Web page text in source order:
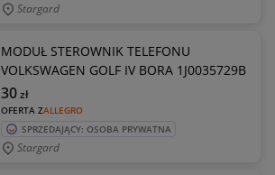
Stargard
MODUŁ STEROWNIK TELEFONU
VOLKSWAGEN GOLF IV BORA 1J0035729B
OFERTA ZALLEGRO
30zł
SPRZEDAJĄCY: OSOBA PRYWATNA
Stargard